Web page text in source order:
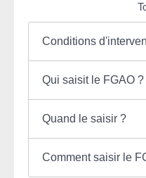
Conditions
Qui saisit le FGAO ?
Quand le saisir ?
Comment saisir le